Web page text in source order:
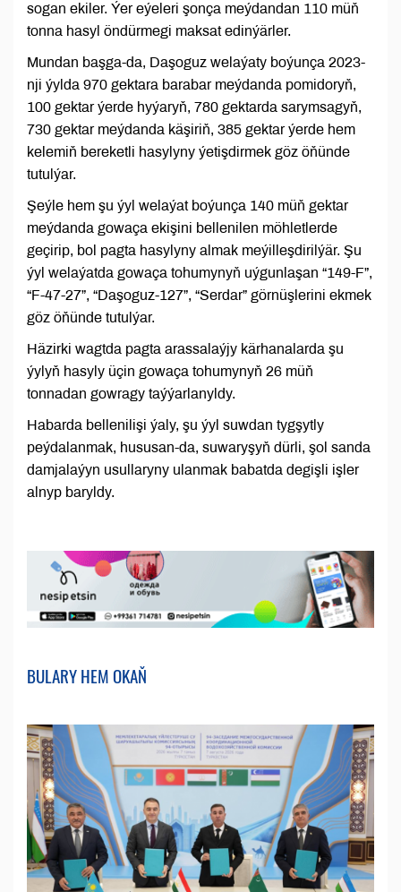
sogan ekiler. Ýer eýeleri şonça meýdandan 110 müň
tonna hasyl öndürmegi maksat edinýärler.
Mundan başga-da, Daşoguz welaýaty boýunça 2023-
nji ýylda 970 gektara barabar meýdanda pomidoryň,
100 gektar ýerde hyýaryň, 780 gektarda sarymsagyň,
730 gektar meýdanda käşiriň, 385 gektar ýerde hem
kelemiň bereketli hasylyny ýetişdirmek göz öňünde
tutulýar.
Şeýle hem şu ýyl welaýat boýunça 140 müň gektar
meýdanda gowaça ekişini bellenilen möhletlerde
geçirip, bol pagta hasylyny almak meýilleşdirilýär. Şu
ýyl welaýatda gowaça tohumynyň uýgunlaşan “149-F”,
“F-47-27”, “Daşoguz-127”, “Serdar” görnüşlerini ekmek
göz öňünde tutulýar.
Häzirki wagtda pagta arassalaýjy kärhanalarda şu
ýylyň hasyly üçin gowaça tohumynyň 26 müň
tonnadan gowragy taýýarlanyldy.
Habarda bellenilişi ýaly, şu ýyl suwdan tygşytly
peýdalanmak, hususan-da, suwaryşyň dürli, şol sanda
damjalaýyn usullaryny ulanmak babatda degişli işler
alnyp baryldy.
BULARY HEM OKAŇ